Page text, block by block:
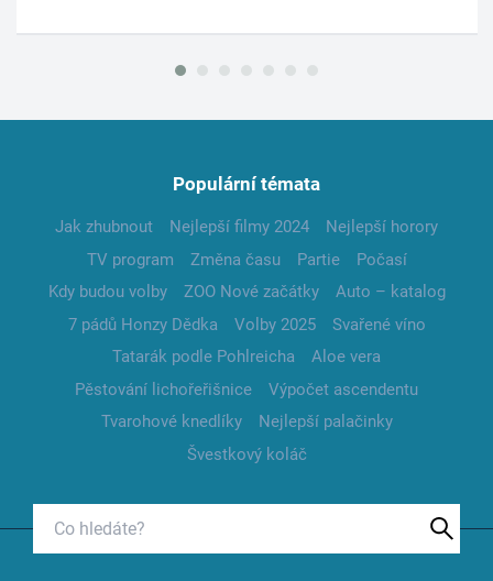
Populární témata
Jak zhubnout Nejlepší filmy 2024
Nejlepší horory
TV program
Změna času Partie
Počasí
Kdy budou volby
ZOO Nové začátky
Auto – katalog
7 pádů Honzy Dědka
Volby 2025
Svařené víno
Tatarák podle Pohlreicha
Aloe vera
Pěstování lichořeřišnice
Výpočet ascendentu
Tvarohové knedlíky
Nejlepší palačinky
Švestkový koláč